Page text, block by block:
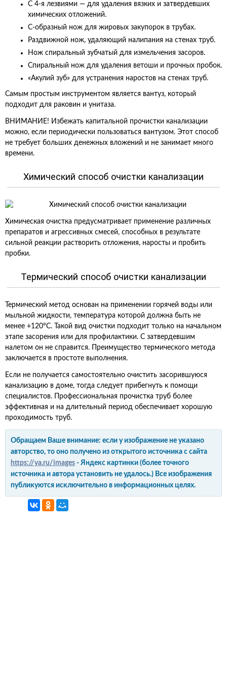
С 4-я лезвиями — для удаления вязких и затвердевших
химических отложений.
С-образный нож для жировых закупорок в трубах.
Раздвижной нож, удаляющий налипания на стенах труб.
Нож спиральный зубчатый для измельчения засоров.
Спиральный нож для удаления ветоши и прочных пробок.
«Акулий зуб» для устранения наростов на стенах труб.
Самым простым инструментом является вантуз, который
подходит для раковин и унитаза.
ВНИМАНИЕ! Избежать капитальной прочистки канализации
можно, если периодически пользоваться вантузом. Этот способ
не требует больших денежных вложений и не занимает много
времени.
Химический способ очистки канализации
Химическая очистка предусматривает применение различных
препаратов и агрессивных смесей, способных в результате
сильной реакции растворить отложения, наросты и пробить
пробки.
Термический способ очистки канализации
Термический метод основан на применении горячей воды или
мыльной жидкости, температура которой должна быть не
менее +120°С. Такой вид очистки подходит только на начальном
этапе засорения или для профилактики. С затвердевшим
налетом он не справится. Преимущество термического метода
заключается в простоте выполнения.
Если не получается самостоятельно очистить засорившуюся
канализацию в доме, тогда следует прибегнуть к помощи
специалистов. Профессиональная прочистка труб более
эффективная и на длительный период обеспечивает хорошую
проходимость труб.
Обращаем Ваше внимание: если у изображение не указано
авторство, то оно получено из открытого источника с сайта
https://ya.ru/images - Яндекс картинки (более точного
источника и автора установить не удалось.) Все изображения
публикуются исключительно в информационных целях.